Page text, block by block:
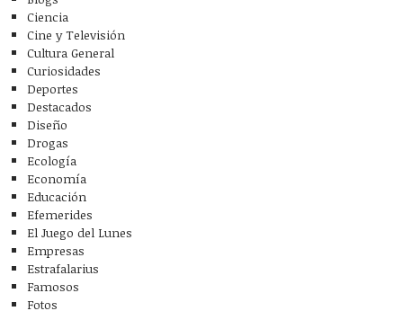
Ciencia
Cine y Televisión
Cultura General
Curiosidades
Deportes
Destacados
Diseño
Drogas
Ecología
Economía
Educación
Efemerides
El Juego del Lunes
Empresas
Estrafalarius
Famosos
Fotos